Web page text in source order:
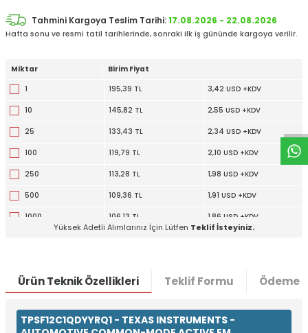
Tahmini Kargoya Teslim Tarihi:17.08.2026 - 22.08.2026
Hafta sonu ve resmi tatil tarihlerinde, sonraki ilk iş gününde kargoya verilir.
Miktar
Birim Fiyat
1
195,39 TL 3,42 USD +KDV
10 145,82 TL 2,55 USD +KDV
25 133,43 TL 2,34 USD +KDV
100 119,79 TL 2,10 USD +KDV
250 113,28 TL 1,98 USD +KDV
500 109,36 TL 1,91 USD +KDV
1000 106,13 TL 1,86 USD +KDV
Yüksek Adetli Alımlarınız İçin Lütfen Teklif İsteyiniz.
Ürün Teknik Özellikleri Teklif Formu Ödeme
TPSF12C1QDYYRQ1 - TEXAS INSTRUMENTS -